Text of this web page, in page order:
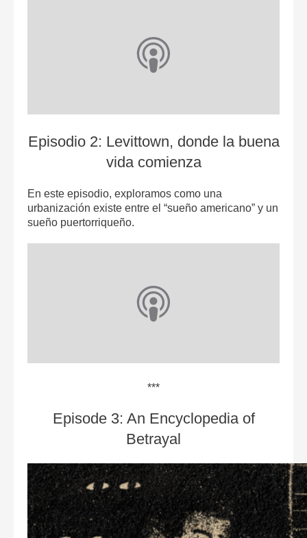
Episodio 2: Levittown, donde la buena
vida comienz‪a‬
En este episodio, exploramos como una
urbanización existe entre el “sueño americano” y un
sueño puertorriqueño.
***
Episode 3: An Encyclopedia of
Betraya‪l